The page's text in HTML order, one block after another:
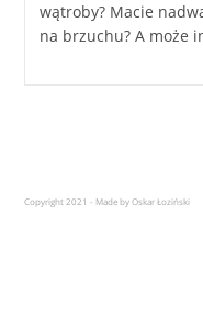
wątroby? Macie
na brzuchu? A może
Copyright 2021 - Made by Oskar Łoziński